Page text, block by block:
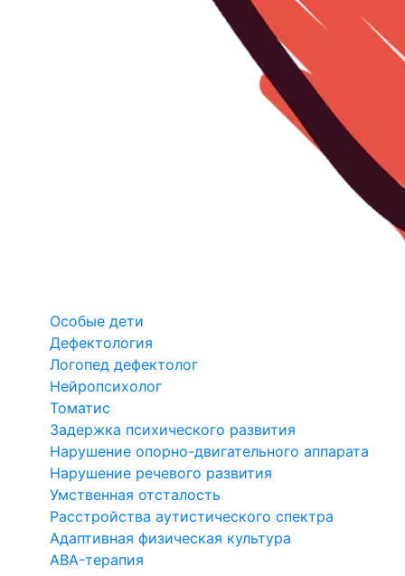
Особые дети
Дефектология
Логопед дефектолог
Нейропсихолог
Томатис
Задержка психического развития
Нарушение опорно-двигательного аппарата
Нарушение речевого развития
Умственная отсталость
Расстройства аутистического спектра
Адаптивная физическая культура
ABA-терапия